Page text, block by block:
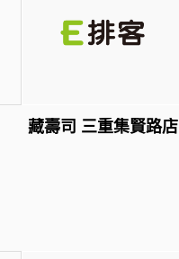
藏壽司 三重集賢路店